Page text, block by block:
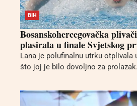
BIH
Bosanskohercegovačka
plasirala u finale Svjetskog
Lana je polufinalnu utrku otplivala
što joj je bilo dovoljno za